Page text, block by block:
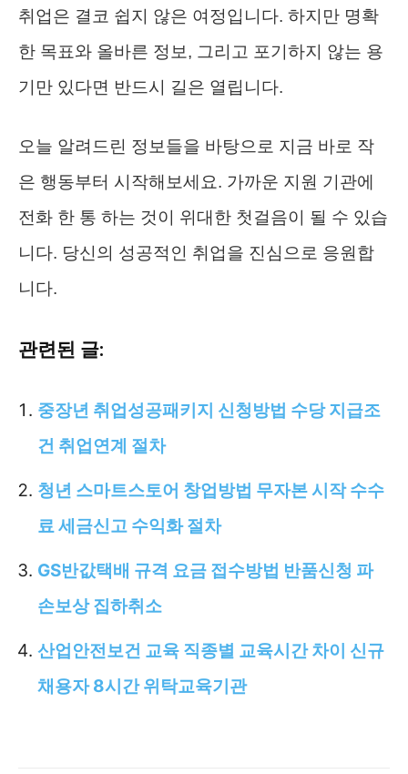
취업은 결코 쉽지 않은 여정입니다. 하지만 명확
한 목표와 올바른 정보, 그리고 포기하지 않는 용
기만 있다면 반드시 길은 열립니다.
오늘 알려드린 정보들을 바탕으로 지금 바로 작
은 행동부터 시작해보세요. 가까운 지원 기관에
전화 한 통 하는 것이 위대한 첫걸음이 될 수 있습
니다. 당신의 성공적인 취업을 진심으로 응원합
니다.
관련된 글:
중장년 취업성공패키지 신청방법 수당 지급조
건 취업연계 절차
청년 스마트스토어 창업방법 무자본 시작 수수
료 세금신고 수익화 절차
GS반값택배 규격 요금 접수방법 반품신청 파
손보상 집하취소
산업안전보건 교육 직종별 교육시간 차이 신규
채용자 8시간 위탁교육기관